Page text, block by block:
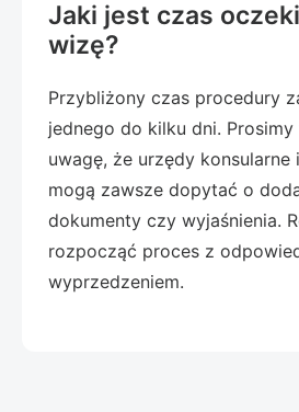
Jaki jest czas
wizę?
Przybliżony czas procedury
jednego do kilku dni.
uwagę, że urzędy konsularne
mogą zawsze dopytać o
dokumenty czy wyjaśnienia.
rozpocząć proces z
wyprzedzeniem.